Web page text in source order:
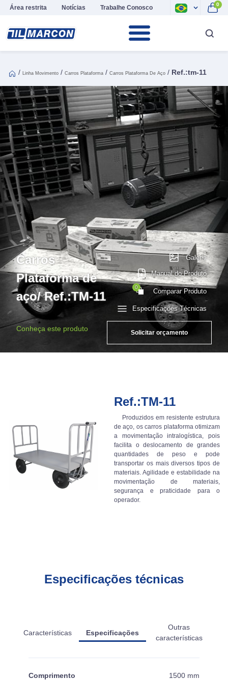
Área restrita Notícias Trabalhe Conosco 0
/ Linha Movimento / Carros Plataforma / Carros Plataforma De Aço / Ref.:tm-11
Carros
Plataforma de
aço/ Ref.:TM-11
Especificações Técnicas
Galeria
Manual do Produto
0 Comparar Produto
Conheça este produto Solicitar orçamento
Ref.:TM-11
Produzidos em resistente estrutura
de aço, os carros plataforma otimizam
a movimentação intralogística, pois
facilita o deslocamento de grandes
quantidades de peso e pode
transportar os mais diversos tipos de
materiais. Agilidade e estabilidade na
movimentação de materiais,
segurança e praticidade para o
operador.
Especificações técnicas
Características Especificações
Outras
características
Comprimento 1500 mm